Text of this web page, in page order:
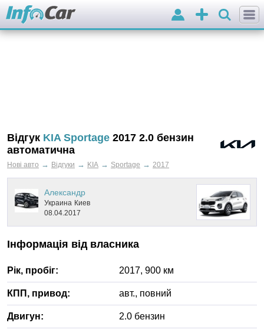
Додати
оголошення
Вхід
Відгук KIA Sportage 2017 2.0 бензин
автоматична
Нові авто → Відгуки → KIA → Sportage → 2017
Александр
Украина Киев
08.04.2017
Інформація від власника
Рік, пробіг: 2017, 900 км
КПП, привод: авт., повний
Двигун: 2.0 бензин